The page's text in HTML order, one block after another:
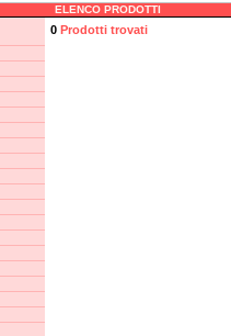
ELENCO PRODOTTI
0 Prodotti trovati